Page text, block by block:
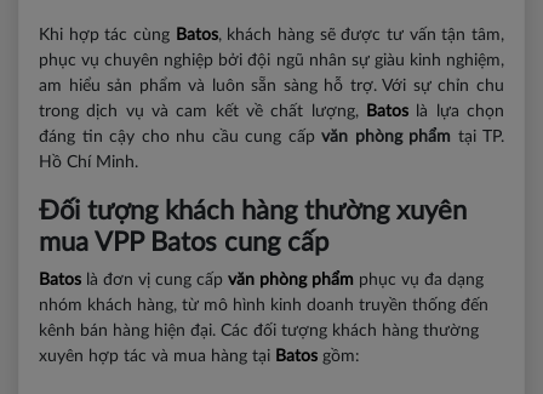
Khi hợp tác cùng Batos, khách hàng sẽ được tư vấn tận tâm,
phục vụ chuyên nghiệp bởi đội ngũ nhân sự giàu kinh nghiệm,
am hiểu sản phẩm và luôn sẵn sàng hỗ trợ. Với sự chỉn chu
trong dịch vụ và cam kết về chất lượng,
Batos là lựa chọn
đáng tin cậy cho nhu cầu cung cấp văn phòng phẩm tại TP.
Hồ Chí Minh.
Đối tượng khách hàng thường xuyên
mua VPP Batos cung cấp
Batos là đơn vị cung cấp văn phòng phẩm phục vụ đa dạng
nhóm khách hàng, từ mô hình kinh doanh truyền thống đến
kênh bán hàng hiện đại. Các đối tượng khách hàng thường
xuyên hợp tác và mua hàng tại Batos gồm: